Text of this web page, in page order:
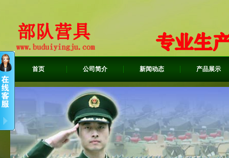
首页 公司简介 新闻动态 产品展示